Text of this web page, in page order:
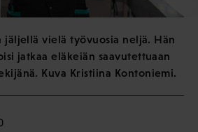
jäljellä vielä työvuosia neljä. Hän
jatkaa eläkeiän saavutettuaan
Kuva Kristiina Kontoniemi.